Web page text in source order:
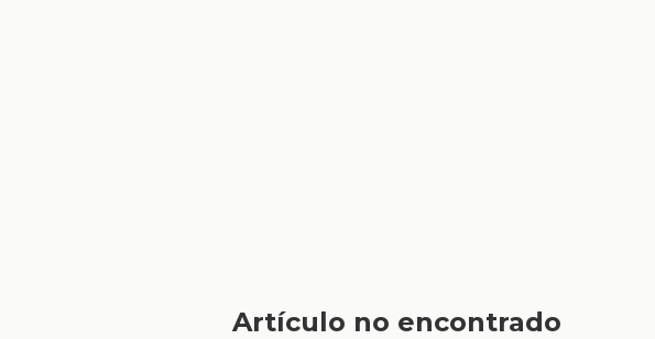
Artículo no encontrado